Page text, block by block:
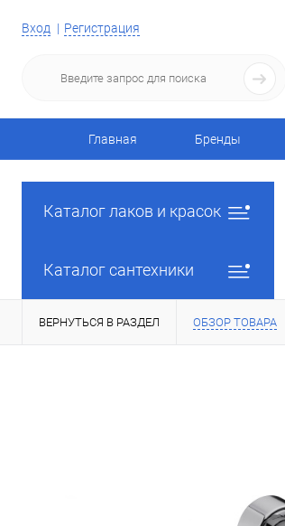
Вход Регистрация
Главная Бренды
Каталог лаков и красок
Каталог сантехники
ВЕРНУТЬСЯ В РАЗДЕЛ ОБЗОР ТОВАРА